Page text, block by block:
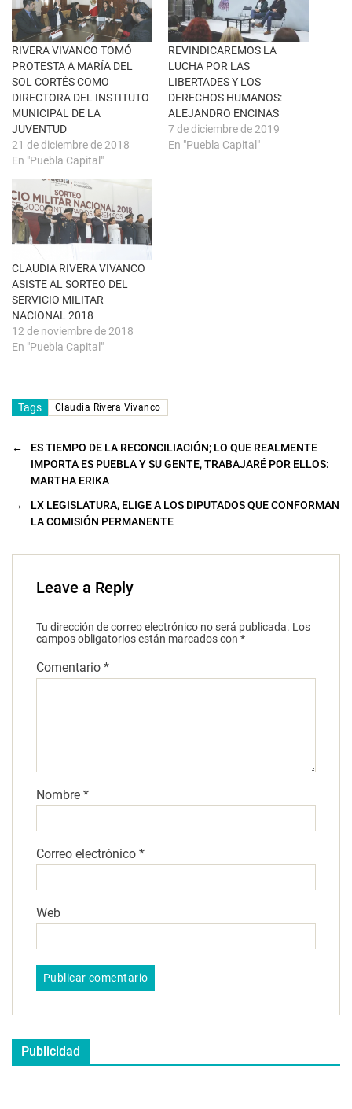
n
a
v
e
n
t
a
n
a
n
u
e
v
a
e
b
o
o
k
(
S
e
a
b
r
n
u
n
v
e
n
t
a
n
a
u
e
v
a
)
RIVERA VIVANCO TOMÓ
PROTESTA A MARÍA DEL
SOL CORTÉS COMO
DIRECTORA DEL INSTITUTO
MUNICIPAL DE LA
JUVENTUD
21 de diciembre de 2018
En "Puebla Capital"
REVINDICAREMOS LA
LUCHA POR LAS
LIBERTADES Y LOS
DERECHOS HUMANOS:
ALEJANDRO ENCINAS
7 de diciembre de 2019
En "Puebla Capital"
CLAUDIA RIVERA VIVANCO
ASISTE AL SORTEO DEL
SERVICIO MILITAR
NACIONAL 2018
12 de noviembre de 2018
En "Puebla Capital"
Tags Claudia Rivera Vivanco
←
ES TIEMPO DE LA RECONCILIACIÓN; LO QUE REALMENTE
IMPORTA ES PUEBLA Y SU GENTE, TRABAJARÉ POR ELLOS:
MARTHA ERIKA
→
LX LEGISLATURA, ELIGE A LOS DIPUTADOS QUE CONFORMAN
LA COMISIÓN PERMANENTE
Leave a Reply
Tu dirección de correo electrónico no será publicada. Los
campos obligatorios están marcados con *
Comentario *
Nombre *
Correo electrónico *
Web
Publicidad